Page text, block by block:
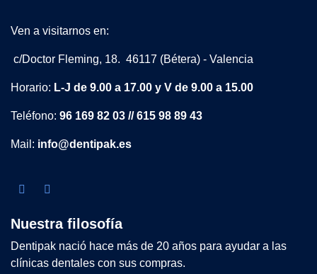
Ven a visitarnos en:
c/Doctor Fleming, 18. 46117 (Bétera) - Valencia
Horario: L-J de 9.00 a 17.00 y V de 9.00 a 15.00
Teléfono: 96 169 82 03 // 615 98 89 43
Mail: info@dentipak.es
Nuestra filosofía
Dentipak nació hace más de 20 años para ayudar a las
clínicas dentales con sus compras.